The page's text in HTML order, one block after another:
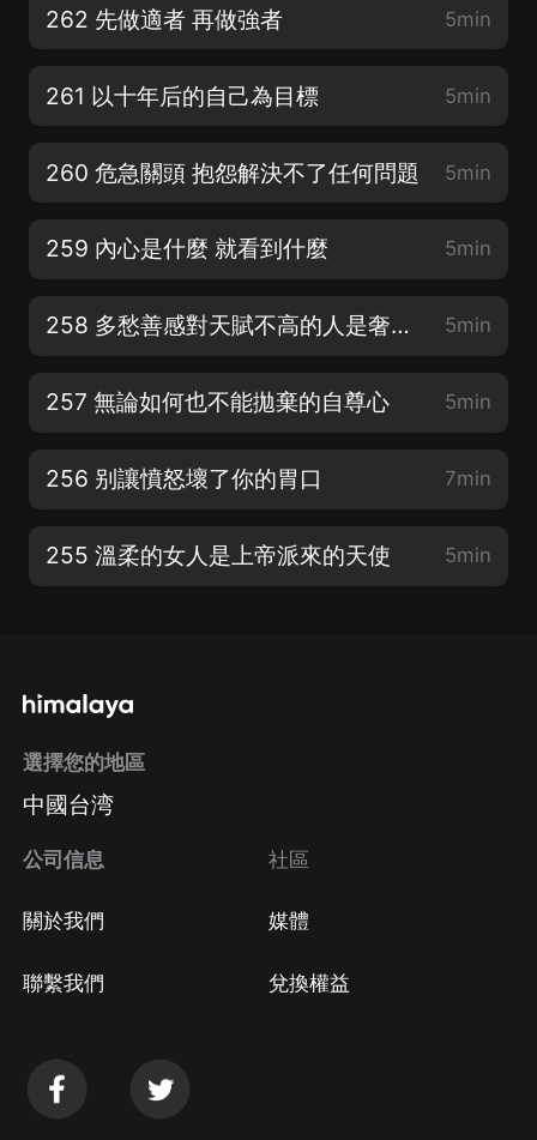
262 先做適者 再做強者 5min
261 以十年后的自己為目標 5min
260 危急關頭 抱怨解決不了任何問題 5min
259 內心是什麼 就看到什麼 5min
258 多愁善感對天賦不高的人是奢侈品 5min
257 無論如何也不能拋棄的自尊心 5min
256 别讓憤怒壞了你的胃口 7min
255 溫柔的女人是上帝派來的天使 5min
選擇您的地區
中國台湾
公司信息
關於我們
聯繫我們
社區
媒體
兌換權益